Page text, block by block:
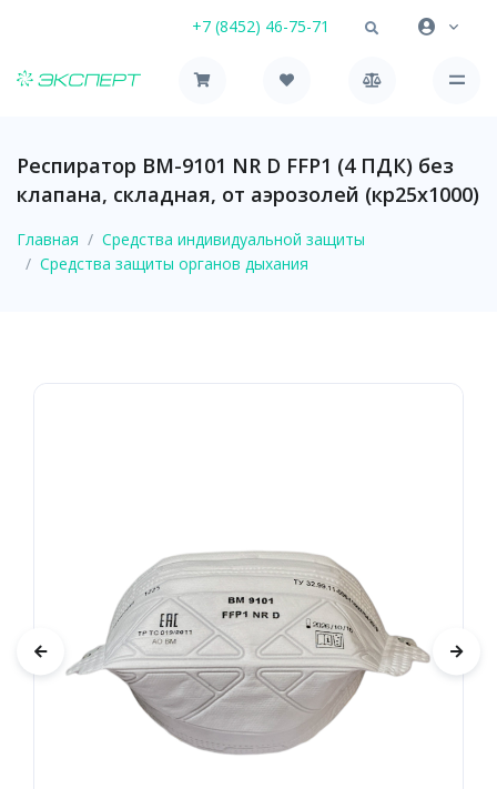
+7 (8452) 46-75-71
Респиратор ВМ-9101 NR D FFP1 (4 ПДК) без
клапана, складная, от аэрозолей (кр25х1000)
Главная
Средства индивидуальной защиты
Средства защиты органов дыхания